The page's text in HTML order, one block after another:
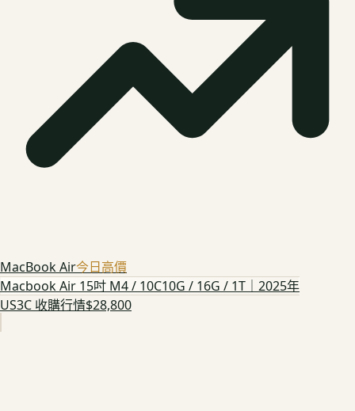
MacBook Air今日高價
Macbook Air 15吋 M4 / 10C10G / 16G / 1T｜2025年
US3C 收購行情$28,800